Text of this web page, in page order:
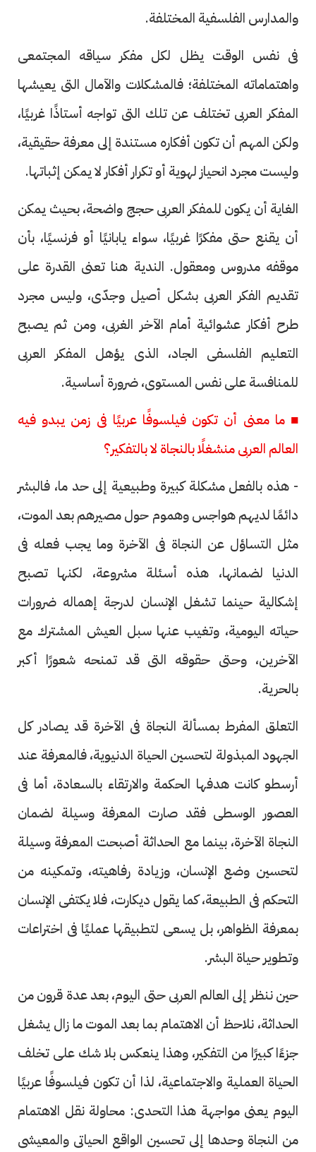
والمدارس الفلسفية المختلفة.
فى نفس الوقت يظل لكل مفكر سياقه المجتمعى
واهتماماته المختلفة؛ فالمشكلات والآمال التى يعيشها
المفكر العربى تختلف عن تلك التى تواجه أستاذًا غربيًا،
ولكن المهم أن تكون أفكاره مستندة إلى معرفة حقيقية،
وليست مجرد انحياز لهوية أو تكرار أفكار لا يمكن إثباتها.
الغاية أن يكون للمفكر العربى حجج واضحة، بحيث يمكن
أن يقنع حتى مفكرًا غربيًا، سواء يابانيًا أو فرنسيًا، بأن
موقفه مدروس ومعقول. الندية هنا تعنى القدرة على
تقديم الفكر العربى بشكل أصيل وجدّى، وليس مجرد
طرح أفكار عشوائية أمام الآخر الغربى، ومن ثم يصبح
التعليم الفلسفى الجاد، الذى يؤهل المفكر العربى
للمنافسة على نفس المستوى، ضرورة أساسية.
■ ما معنى أن تكون فيلسوفًا عربيًا فى زمن يبدو فيه
العالم العربى منشغلًا بالنجاة لا بالتفكير؟
- هذه بالفعل مشكلة كبيرة وطبيعية إلى حد ما، فالبشر
دائمًا لديهم هواجس وهموم حول مصيرهم بعد الموت،
مثل التساؤل عن النجاة فى الآخرة وما يجب فعله فى
الدنيا لضمانها، هذه أسئلة مشروعة، لكنها تصبح
إشكالية حينما تشغل الإنسان لدرجة إهماله ضرورات
حياته اليومية، وتغيب عنها سبل العيش المشترك مع
الآخرين، وحتى حقوقه التى قد تمنحه شعورًا أكبر
بالحرية.
التعلق المفرط بمسألة النجاة فى الآخرة قد يصادر كل
الجهود المبذولة لتحسين الحياة الدنيوية، فالمعرفة عند
أرسطو كانت هدفها الحكمة والارتقاء بالسعادة، أما فى
العصور الوسطى فقد صارت المعرفة وسيلة لضمان
النجاة الآخرة، بينما مع الحداثة أصبحت المعرفة وسيلة
لتحسين وضع الإنسان، وزيادة رفاهيته، وتمكينه من
التحكم فى الطبيعة، كما يقول ديكارت، فلا يكتفى الإنسان
بمعرفة الظواهر، بل يسعى لتطبيقها عمليًا فى اختراعات
وتطوير حياة البشر.
حين ننظر إلى العالم العربى حتى اليوم، بعد عدة قرون من
الحداثة، نلاحظ أن الاهتمام بما بعد الموت ما زال يشغل
جزءًا كبيرًا من التفكير، وهذا ينعكس بلا شك على تخلف
الحياة العملية والاجتماعية، لذا أن تكون فيلسوفًا عربيًا
اليوم يعنى مواجهة هذا التحدى: محاولة نقل الاهتمام
من النجاة وحدها إلى تحسين الواقع الحياتى والمعيشى